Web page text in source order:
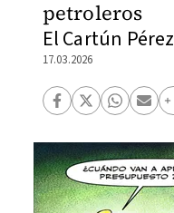
petroleros
El Cartún Pérez
17.03.2026